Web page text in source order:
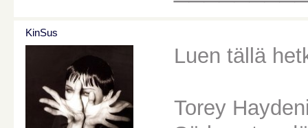
KinSus
Luen tällä
Torey